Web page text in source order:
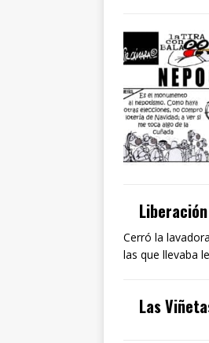
Liberación
Cerró la
las que llevaba
Las